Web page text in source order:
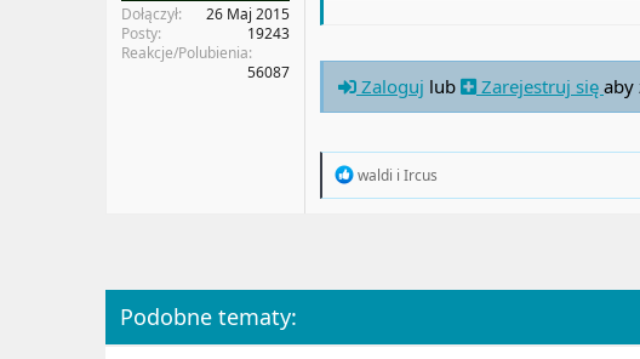
Dołączył
26 Maj 2015
Posty
19243
Reakcje/Polubienia
56087
Zaloguj lub Zarejestruj się aby
R
o
:
waldi i Ircus
Podobne tematy: